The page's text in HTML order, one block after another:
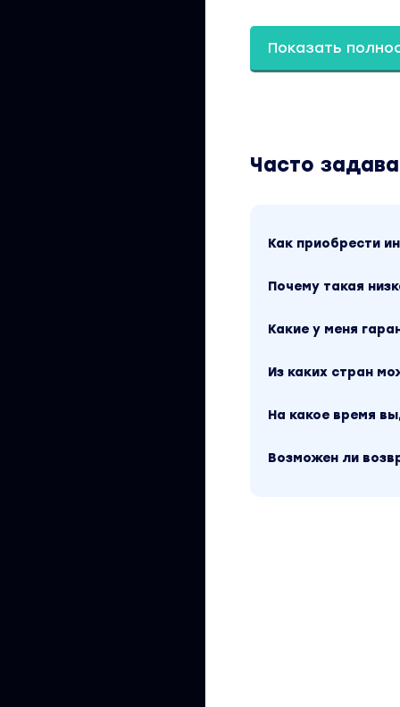
Сохранение Куков
Регистрация
Схема
Создание
Работа с IMAP
Капча и
Правильное
Как Выдернуть
Показать
Часто
Как приобрести
Почему такая
Какие у меня
Из каких стран
На какое время
Возможен ли